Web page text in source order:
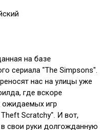
на базе
сериала "The Simpsons".
нас на улицы уже
где вскоре
ожидаемых игр
Scratchy". И вот,
свои руки долгожданную